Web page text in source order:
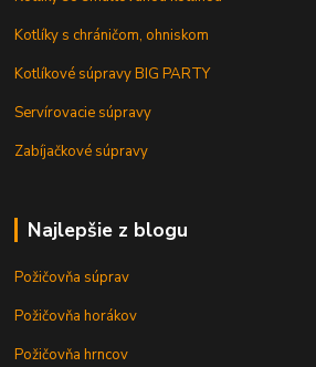
Kotlíky s chráničom, ohniskom
Kotlíkové súpravy BIG PARTY
Servírovacie súpravy
Zabíjačkové súpravy
Najlepšie z blogu
Požičovňa súprav
Požičovňa horákov
Požičovňa hrncov